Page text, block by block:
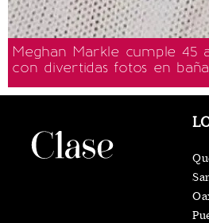
Meghan Markle cumple 45
con divertidas fotos en